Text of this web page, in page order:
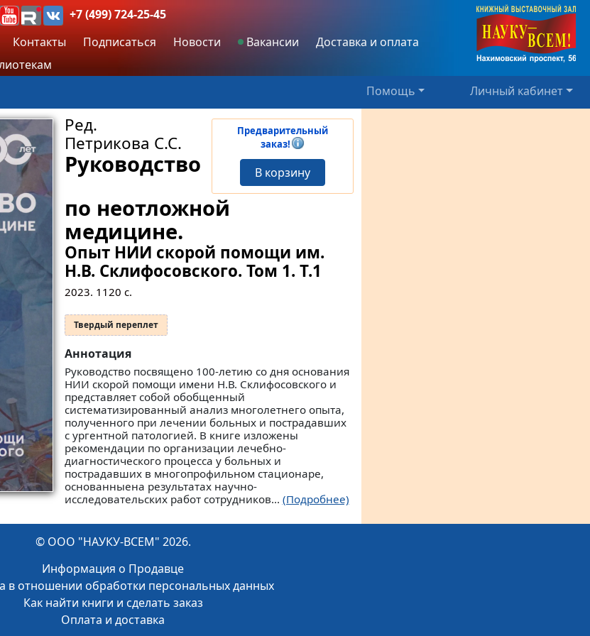
+7 (499) 724-25-45
Контакты Подписаться Новости Вакансии
Доставка и оплата
Помощь Личный кабинет
Предварительный
заказ!
В корзину
Ред.
Петрикова С.С.
Руководство
по неотложной
медицине.
Опыт НИИ скорой помощи им.
Н.В. Склифосовского. Том 1. Т.1
2023. 1120 с.
Твердый переплет
Аннотация
Руководство посвящено 100-летию со дня основания
НИИ скорой помощи имени Н.В. Склифосовского и
представляет собой обобщенный
систематизированный анализ многолетнего опыта,
полученного при лечении больных и пострадавших
с ургентной патологией. В книге изложены
рекомендации по организации лечебно-
диагностического процесса у больных и
пострадавших в многопрофильном стационаре,
основанныена результатах научно-
исследовательских работ сотрудников... (Подробнее)
© ООО "НАУКУ-ВСЕМ" 2026.
Информация о Продавце
в отношении обработки персональных данных
Как найти книги и сделать заказ
Оплата и доставка